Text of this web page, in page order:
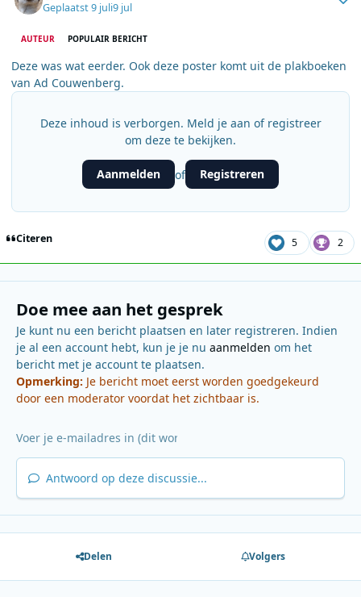
Geplaatst9 juli9 jul
AUTEUR POPULAIR BERICHT
Deze was wat eerder. Ook deze poster komt uit de plakboeken
van Ad Couwenberg.
Deze inhoud is verborgen. Meld je aan of registreer
om deze te bekijken.
Aanmelden of Registreren
Citeren 5 2
Doe mee aan het gesprek
Je kunt nu een bericht plaatsen en later registreren. Indien
je al een account hebt, kun je je nu aanmelden om het
bericht met je account te plaatsen.
Opmerking: Je bericht moet eerst worden goedgekeurd
door een moderator voordat het zichtbaar is.
Antwoord op deze discussie...
Delen Volgers